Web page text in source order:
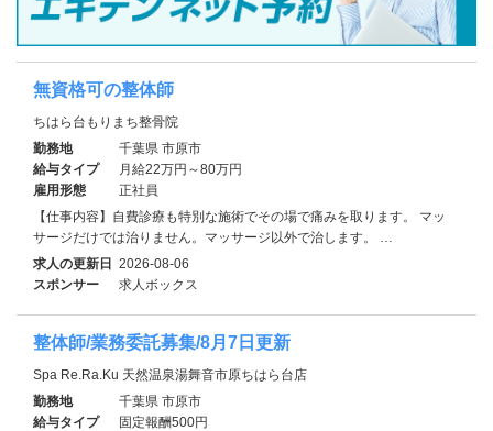
無資格可の整体師
ちはら台もりまち整骨院
勤務地
千葉県 市原市
給与タイプ
月給22万円～80万円
雇用形態
正社員
【仕事内容】自費診療も特別な施術でその場で痛みを取ります。 マッ
サージだけでは治りません。マッサージ以外で治します。 …
求人の更新日 2026-08-06
スポンサー
求人ボックス
整体師/業務委託募集/8月7日更新
Spa Re.Ra.Ku 天然温泉湯舞音市原ちはら台店
勤務地
千葉県 市原市
給与タイプ
固定報酬500円